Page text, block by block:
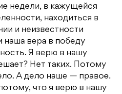
недели, в кажущейся
находиться в
и неизвестности
наша вера в победу
Я верю в нашу
Нет таких. Потому
А дело наше — правое.
что я верю в нашу